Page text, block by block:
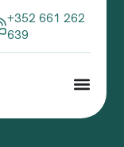
+352 661 262
639